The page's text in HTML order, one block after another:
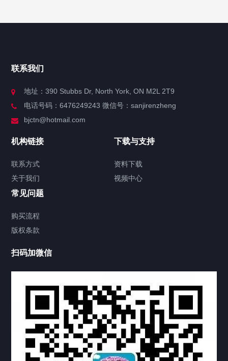
服务分类
签署类文件海牙认证程序费用
视频中心
热门标签 TAG
机构链接
联系方式 关于我们
下载与支持
联系我们
地址：390 Stubbs Dr, North York, ON M2L 2T9
电话号码：6476249243 微信号：sanjirenzheng
bjctn@hotmail.com
机构链接
联系方式
关于我们
下载与支持
资料下载
视频中心
常见问题
购买流程
版权条款
扫码加微信